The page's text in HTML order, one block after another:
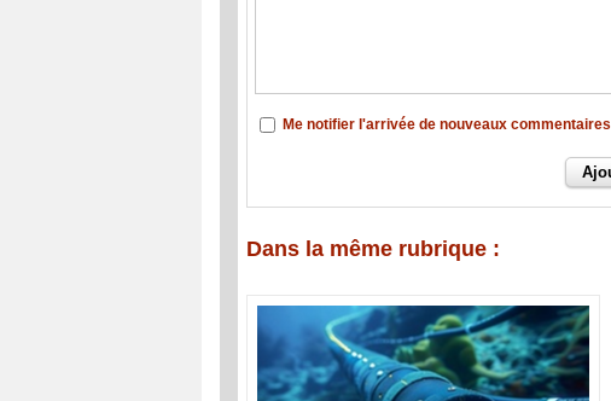
Me notifier l'arrivée de nouveaux commentaires
Dans la même rubrique :